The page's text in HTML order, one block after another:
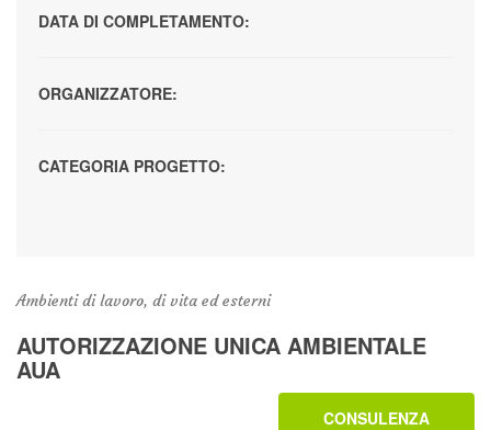
DATA DI COMPLETAMENTO:
ORGANIZZATORE:
CATEGORIA PROGETTO:
Ambienti di lavoro, di vita ed esterni
AUTORIZZAZIONE UNICA AMBIENTALE
AUA
CONSULENZA